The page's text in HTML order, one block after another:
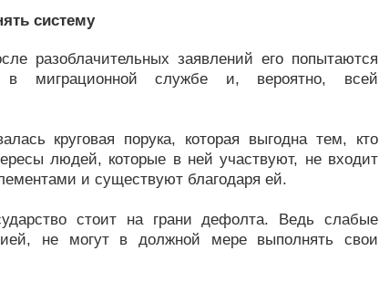
систему
разоблачительных заявлений его попытаются
миграционной службе и, вероятно, всей
круговая порука, которая выгодна тем, кто
людей, которые в ней участвуют, не входит
и существуют благодаря ей.
стоит на грани дефолта. Ведь слабые
не могут в должной мере выполнять свои